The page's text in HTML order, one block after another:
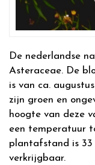
De nederlandse
Asteraceae. De
is van ca.
zijn groen en
hoogte van deze
een temperatuur
plantafstand is 33
verkrijgbaar.